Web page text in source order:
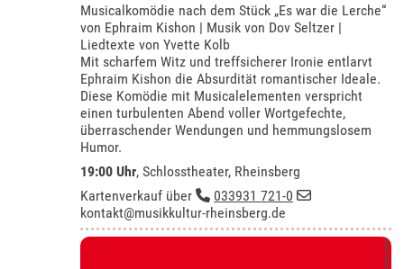
Musicalkomödie nach dem Stück „Es war die Lerche“
von Ephraim Kishon | Musik von Dov Seltzer |
Liedtexte von Yvette Kolb
Mit scharfem Witz und treffsicherer Ironie entlarvt
Ephraim Kishon die Absurdität romantischer Ideale.
Diese Komödie mit Musicalelementen verspricht
einen turbulenten Abend voller Wortgefechte,
überraschender Wendungen und hemmungslosem
Humor.
19:00 Uhr,Schlosstheater, Rheinsberg
Kartenverkauf über
033931 721-0
kontakt@musikkultur-rheinsberg.de